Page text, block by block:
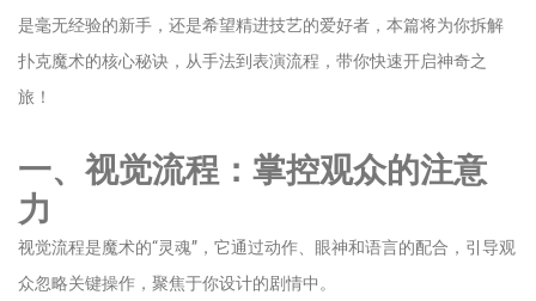
是毫无经验的新手，还是希望精进技艺的爱好者，本篇将为你拆解
扑克魔术的核心秘诀，从手法到表演流程，带你快速开启神奇之
旅！
一、视觉流程：掌控观众的注意
力
视觉流程是魔术的“灵魂”，它通过动作、眼神和语言的配合，引导观
众忽略关键操作，聚焦于你设计的剧情中。